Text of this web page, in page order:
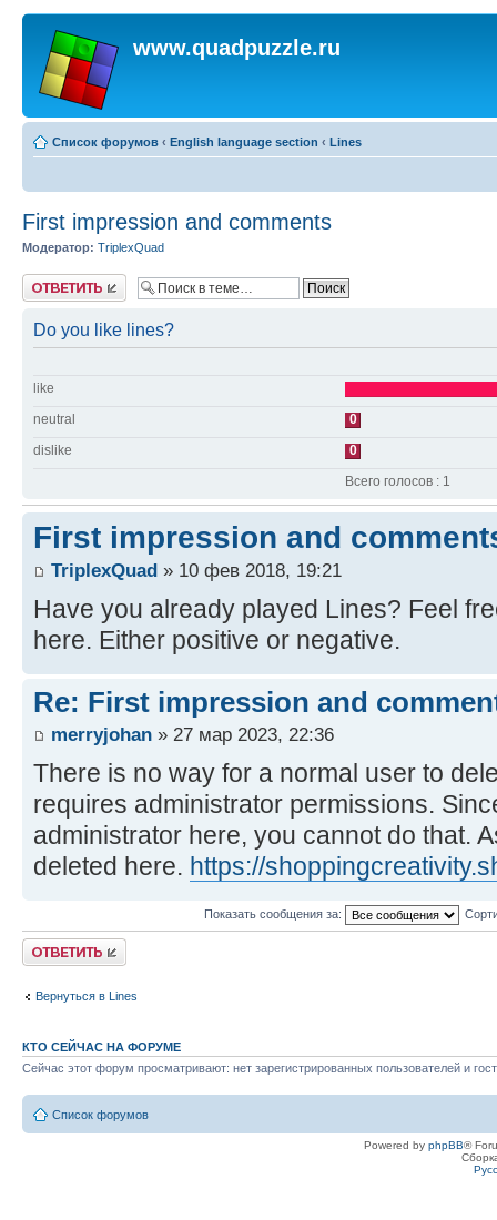
www.quadpuzzle.ru
Список форумов ‹ English language section ‹ Lines
First impression and comments
Модератор: TriplexQuad
Ответить
Do you like lines?
like
neutral
0
dislike
0
Всего голосов : 1
First impression and
TriplexQuad » 10 фев 2018, 19:21
Have you already played Lines? Feel
here. Either positive or negative.
Re: First impression and
merryjohan » 27 мар 2023, 22:36
There is no way for a normal user to
requires administrator permissions.
administrator here, you cannot do that.
deleted here. https://
Показать сообщения за:
Ответить
Вернуться в Lines
КТО СЕЙЧАС НА ФОРУМЕ
Сейчас этот форум просматривают: нет зарегистрированных пользователей и
Список форумов
Powered by phpBB®